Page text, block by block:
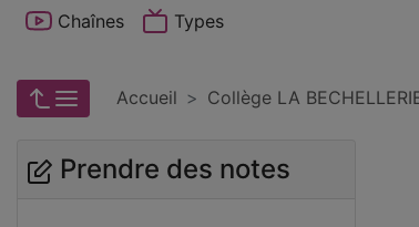
Chaînes Types
Accueil Collège LA
Prendre des notes